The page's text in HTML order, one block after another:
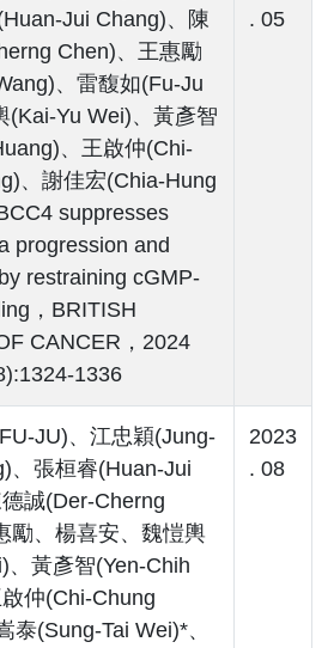
Jui Chang)、陳
Chen)、王惠勵
、雷馥如(Fu-Ju
(Kai-Yu Wei)、黃彥智
、王啟仲(Chi-
、謝佳宏(Chia-Hung
suppresses
progression and
restraining cGMP-
，BRITISH
CANCER，2024
1336
. 05
JU)、江忠穎(Jung-
、張桓睿(Huan-Jui
誠(Der-Cherng
勵、楊喜安、魏愷輿
、黃彥智(Yen-Chih
仲(Chi-Chung
泰(Sung-Tai Wei)*、
2023
. 08